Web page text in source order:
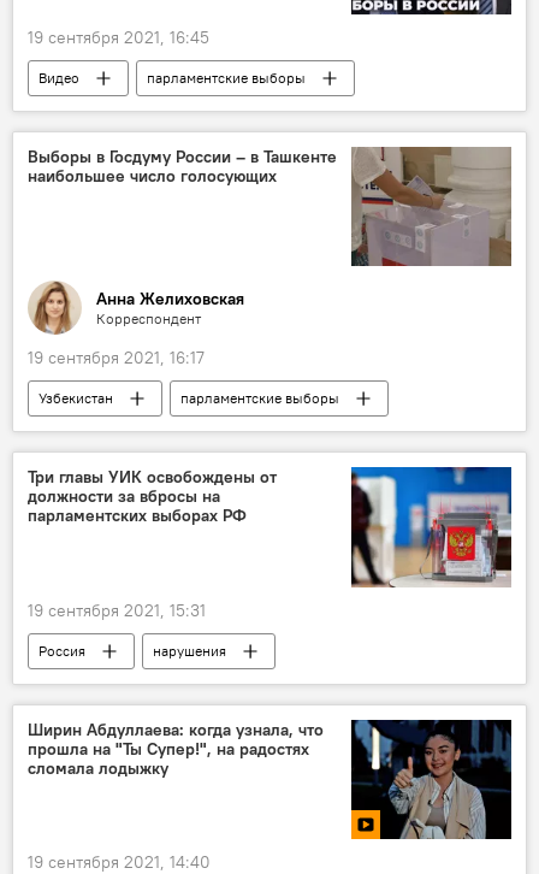
19 сентября 2021, 16:45
Видео парламентские выборы
Выборы в Госдуму России – в Ташкенте
наибольшее число голосующих
Анна Желиховская
Корреспондент
19 сентября 2021, 16:17
Узбекистан
парламентские выборы
Политика
Три главы УИК освобождены от
должности за вбросы на
парламентских выборах РФ
19 сентября 2021, 15:31
Россия
нарушения
парламентские выборы
Ширин Абдуллаева: когда узнала, что
прошла на "Ты Супер!", на радостях
сломала лодыжку
19 сентября 2021, 14:40